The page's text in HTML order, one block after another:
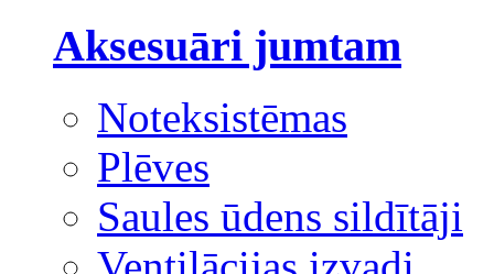
Aksesuāri jumtam
Noteksistēmas
Plēves
Saules ūdens sildītāji